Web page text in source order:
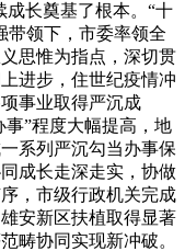
长奠基了根本。“十
带领下，市委率领全
思惟为指点，深切贯
进步，住世纪疫情冲
事业取得严沉成
事”程度大幅提高，地
系列严沉勾当办事保
成长走深走实，协做
，市级行政机关完成
安新区扶植取得显著
畴协同实现新冲破。